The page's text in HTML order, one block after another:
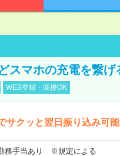
スマホの充電を繋げ
WEB登録・面接OK
クッと翌日振り込み可能
務手当あり ※規定による